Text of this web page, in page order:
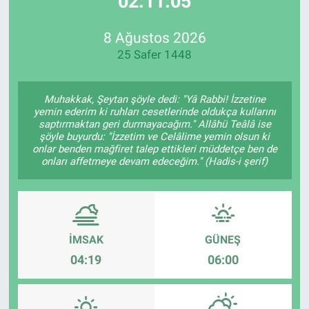
8 Ağustos 2026
25 Safer 1448
Muhakkak, Şeytan şöyle dedi: "Yâ Rabbi! İzzetine
yemin ederim ki ruhları cesetlerinde oldukça kullarını
saptırmaktan geri durmayacağım." Allâhü Teâlâ ise
şöyle buyurdu: "İzzetim ve Celâlime yemin olsun ki
onlar benden mağfiret talep ettikleri müddetçe ben de
onları affetmeye devam edeceğim." (Hadis-i şerif)
İMSAK
04:19
GÜNEŞ
06:00
Özel Haberler
Kadın
Erişim Bilgileri
Teknoloji